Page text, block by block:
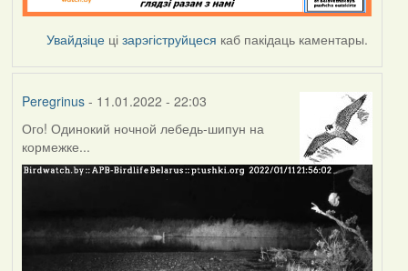
Увайдзіце цізарэгіструйцеся каб пакідаць каментары.
Peregrinus- 11.01.2022 - 22:03
Ого! Одинокий ночной лебедь-шипун на
кормежке...